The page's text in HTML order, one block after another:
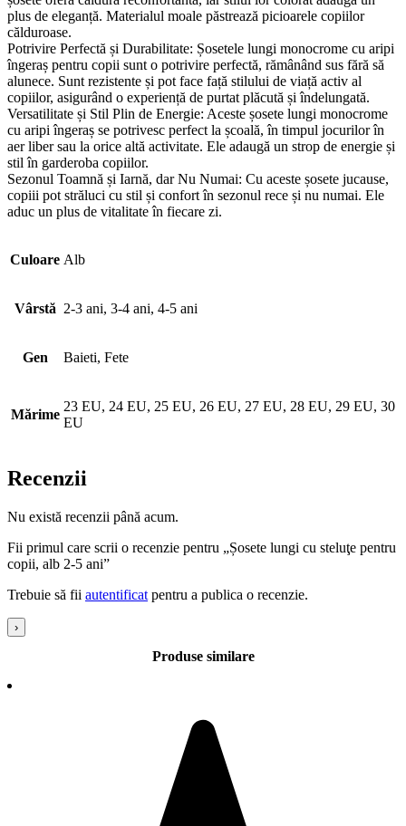
plus de eleganță. Materialul moale păstrează picioarele copiilor
călduroase.
Potrivire Perfectă și Durabilitate: Șosetele lungi monocrome cu aripi
îngeraș pentru copii sunt o potrivire perfectă, rămânând sus fără să
alunece. Sunt rezistente și pot face față stilului de viață activ al
copiilor, asigurând o experiență de purtat plăcută și îndelungată.
Versatilitate și Stil Plin de Energie: Aceste șosete lungi monocrome
cu aripi îngeraș se potrivesc perfect la școală, în timpul jocurilor în
aer liber sau la orice altă activitate. Ele adaugă un strop de energie și
stil în garderoba copiilor.
Sezonul Toamnă și Iarnă, dar Nu Numai: Cu aceste șosete jucause,
copiii pot străluci cu stil și confort în sezonul rece și nu numai. Ele
aduc un plus de vitalitate în fiecare zi.
Culoare Alb
Vârstă 2-3 ani, 3-4 ani, 4-5 ani
Gen Baieti, Fete
Mărime
23 EU, 24 EU, 25 EU, 26 EU, 27 EU, 28 EU, 29 EU, 30
EU
Recenzii
Nu există recenzii până acum.
Fii primul care scrii o recenzie pentru „Șosete lungi cu steluţe pentru
copii, alb 2-5 ani”
Trebuie să fii autentificat pentru a publica o recenzie.
›
Produse similare